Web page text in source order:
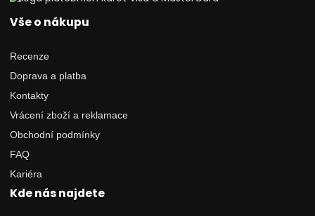
Vše o nákupu
Recenze
Doprava a platba
Kontakty
Vrácení zboží a reklamace
Obchodní podmínky
FAQ
Kariéra
Kde nás najdete